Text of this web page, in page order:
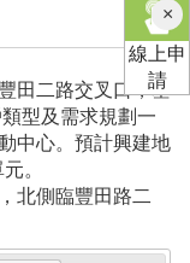
田二路交叉口，基
型及需求規劃一
中心。預計興建地
。
北側臨豐田路二
×關
閉
線上申
請